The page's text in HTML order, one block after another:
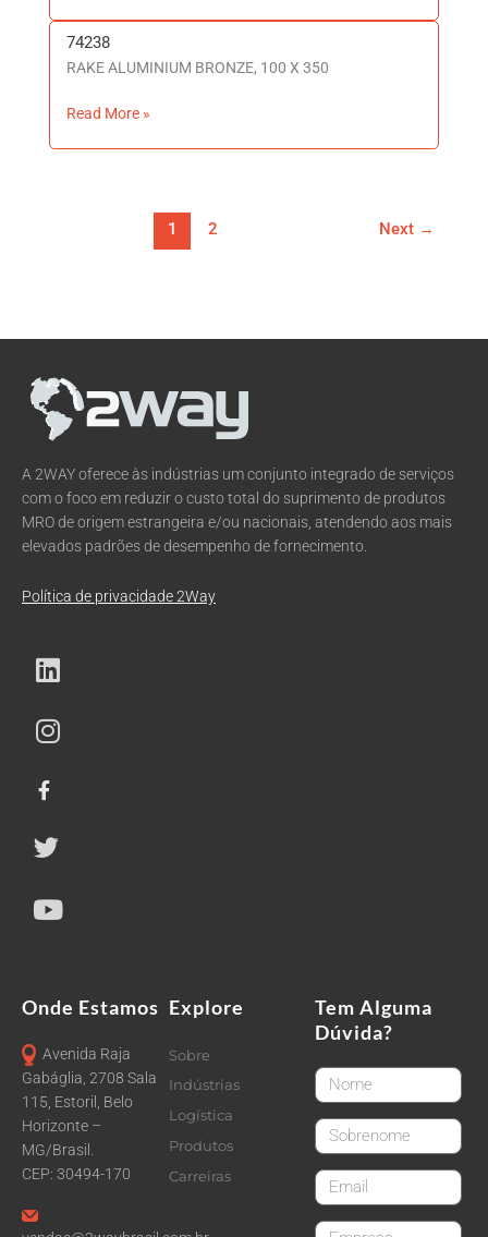
74238
RAKE ALUMINIUM BRONZE, 100 X 350
74238
Read More »
1 2 Next →
A 2WAY oferece às indústrias um conjunto integrado de serviços
com o foco em reduzir o custo total do suprimento de produtos
MRO de origem estrangeira e/ou nacionais, atendendo aos mais
elevados padrões de desempenho de fornecimento.
Política de privacidade 2Way
Onde Estamos
Avenida Raja
Gabáglia, 2708 Sala
115, Estoril, Belo
Horizonte –
MG/Brasil.
CEP: 30494-170
Explore
Sobre
Indústrias
Logística
Produtos
Carreiras
Tem Alguma
Dúvida?
FirstName
LastName
email
CompanyName